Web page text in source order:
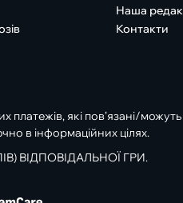
Наша
Контакти
які пов’язані/можуть
в інформаційних цілях.
ВІДПОВІДАЛЬНОЇ ГРИ.